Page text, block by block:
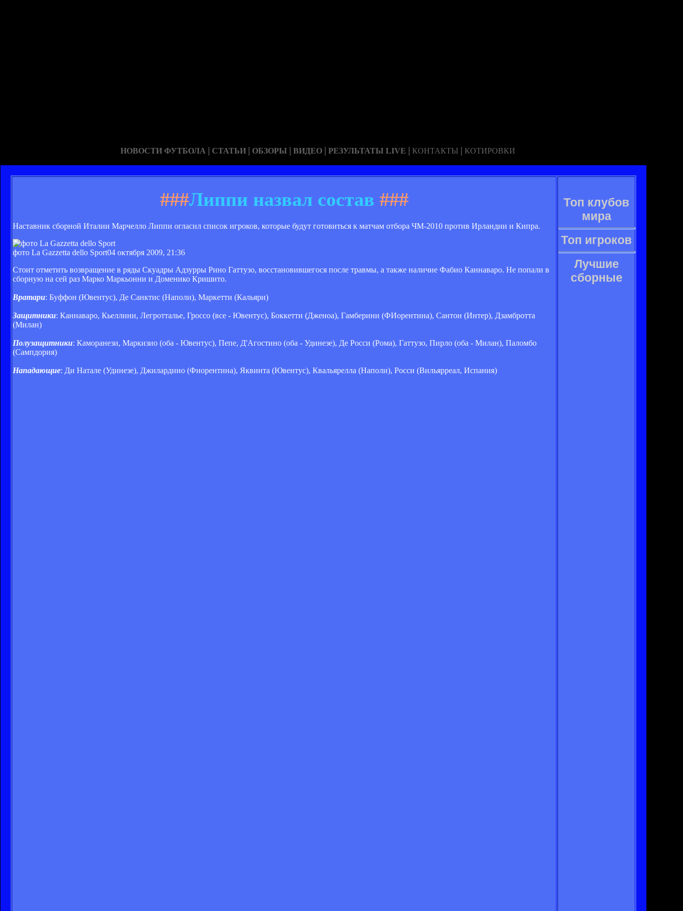
НОВОСТИ ФУТБОЛА | СТАТЬИ | ОБЗОРЫ | ВИДЕО | РЕЗУЛЬТАТЫ LIVE | КОНТАКТЫ | КОТИРОВКИ
###Липпи назвал состав ###
Наставник сборной Италии Марчелло Липпи огласил список игроков, которые будут готовиться к матчам отбора ЧМ-2010 против Ирландии и Кипра.
фото La Gazzetta dello Sport04 октября 2009, 21:36
Стоит отметить возвращение в ряды Скуадры Адзурры Рино Гаттузо, восстановившегося после травмы, а также наличие Фабио Каннаваро. Не попали в
сборную на сей раз Марко Маркьонни и Доменико Кришито.
Вратари: Буффон (Ювентус), Де Санктис (Наполи), Маркетти (Кальяри)
Защитники: Каннаваро, Кьеллини, Легротталье, Гроссо (все - Ювентус), Боккетти (Дженоа), Гамберини (ФИорентина), Сантон (Интер), Дзамбротта
(Милан)
Полузащитники: Каморанези, Маркизио (оба - Ювентус), Пепе, Д'Агостино (оба - Удинезе), Де Росси (Рома), Гаттузо, Пирло (оба - Милан), Паломбо
(Сампдория)
Нападающие: Ди Натале (Удинезе), Джилардино (Фиорентина), Яквинта (Ювентус), Квальярелла (Наполи), Росси (Вильярреал, Испания)
Топ клубов
мира
Топ игроков
Лучшие
сборные